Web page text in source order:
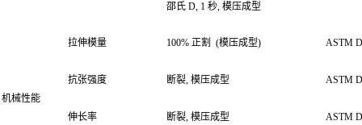
机械性能
邵氏 D, 1 秒, 模压成型
拉伸模量 100% 正割 (模压成型) ASTM
抗张强度 断裂, 模压成型 ASTM
伸长率 断裂, 模压成型 ASTM